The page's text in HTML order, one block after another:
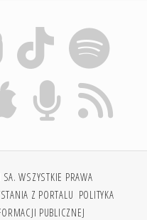
WSZYSTKIE PRAWA
Z PORTALU POLITYKA
PUBLICZNEJ